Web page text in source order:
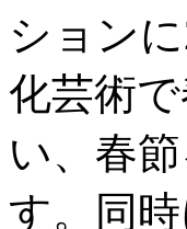
ション
化芸術
い、春
す。同